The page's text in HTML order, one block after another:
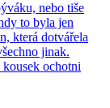
nebo tiše
to byla jen
která dotvářela
jinak.
kousek ochotni